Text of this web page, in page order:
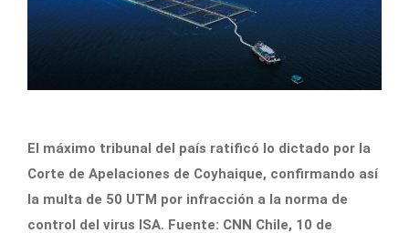
El máximo tribunal del país ratificó lo dictado por la
Corte de Apelaciones de Coyhaique, confirmando así
la multa de 50 UTM por infracción a la norma de
control del virus ISA. Fuente: CNN Chile, 10 de